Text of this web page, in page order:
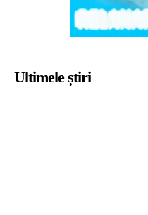
Ultimele știri